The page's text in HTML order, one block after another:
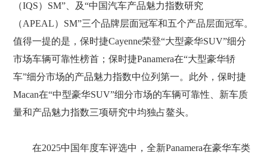
（IQS）SM”、及“中国汽车产品魅力指数研究
（APEAL）SM”三个品牌层面冠军和五个产品层面冠军。
值得一提的是，保时捷Cayenne荣登“大型豪华SUV”细分
市场车辆可靠性榜首；保时捷Panamera在“大型豪华轿
车”细分市场的产品魅力指数中位列第一。此外，保时捷
Macan在“中型豪华SUV”细分市场的车辆可靠性、新车质
量和产品魅力指数三项研究中均独占鳌头。
在2025中国年度车评选中，全新Panamera在豪华车类